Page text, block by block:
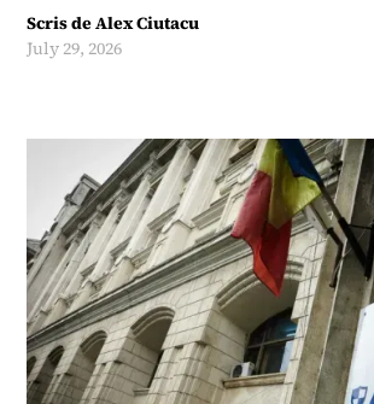
Scris deAlex Ciutacu
July 29, 2026